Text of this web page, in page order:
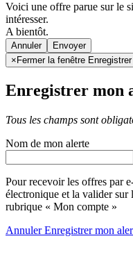
Voici une offre parue sur le
intéresser.
A bientôt.
Annuler
× Fermer la fenêtre
Enregistrer mon
Tous les champs sont
Nom de mon alerte
Pour recevoir les offres par
électronique et la valider sur
rubrique « Mon compte »
AnnulerEnregistrer mon